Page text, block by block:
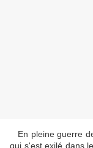
En pleine guerre
qui s'est exilé dans